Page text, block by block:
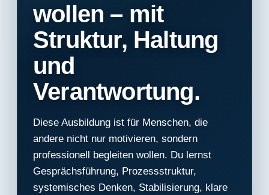
wollen – mit
Struktur, Haltung
und
Verantwortung.
Diese Ausbildung ist für Menschen, die
andere nicht nur motivieren, sondern
professionell begleiten wollen. Du lernst
Gesprächsführung, Prozessstruktur,
systemisches Denken, Stabilisierung, klare